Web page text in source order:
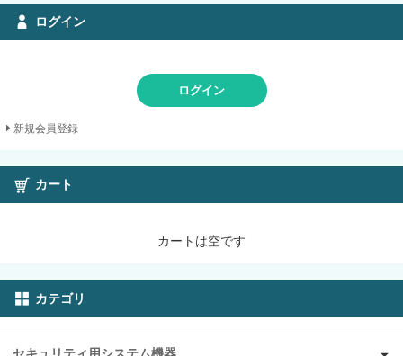
ログイン
ログイン
新規会員登録
カート
カートは空です
カテゴリ
セキュリティ用システム機器